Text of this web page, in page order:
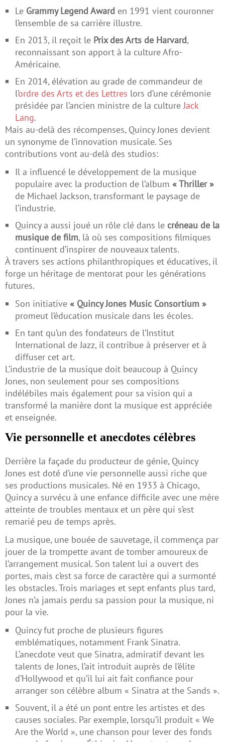
Le Grammy Legend Award en 1991 vient couronner
l’ensemble de sa carrière illustre.
En 2013, il reçoit le Prix des Arts de Harvard,
reconnaissant son apport à la culture Afro-
Américaine.
En 2014, élévation au grade de commandeur de
l’ordre des Arts et des Lettres lors d’une cérémonie
présidée par l’ancien ministre de la cultureJack
Lang.
Mais au-delà des récompenses, Quincy Jones devient
un synonyme de l’innovation musicale. Ses
contributions vont au-delà des studios:
Il a influencé le développement de la musique
populaire avec la production de l’album « Thriller »
de Michael Jackson, transformant le paysage de
l’industrie.
Quincy a aussi joué un rôle clé dans le créneau de la
musique de film, là où ses compositions filmiques
continuent d’inspirer de nouveaux talents.
À travers ses actions philanthropiques et éducatives, il
forge un héritage de mentorat pour les générations
futures.
Son initiative « Quincy Jones Music Consortium »
promeut l’éducation musicale dans les écoles.
En tant qu’un des fondateurs de l’Institut
International de Jazz, il contribue à préserver et à
diffuser cet art.
L’industrie de la musique doit beaucoup à Quincy
Jones, non seulement pour ses compositions
indélébiles mais également pour sa vision qui a
transformé la manière dont la musique est appréciée
et enseignée.
Vie personnelle et anecdotes célèbres
Derrière la façade du producteur de génie, Quincy
Jones est doté d’une vie personnelle aussi riche que
ses productions musicales. Né en 1933 à Chicago,
Quincy a survécu à une enfance difficile avec une mère
atteinte de troubles mentaux et un père qui s’est
remarié peu de temps après.
La musique, une bouée de sauvetage, il commença par
jouer de la trompette avant de tomber amoureux de
l’arrangement musical. Son talent lui a ouvert des
portes, mais c’est sa force de caractère qui a surmonté
les obstacles. Trois mariages et sept enfants plus tard,
Jones n’a jamais perdu sa passion pour la musique, ni
pour la vie.
Quincy fut proche de plusieurs figures
emblématiques, notamment Frank Sinatra.
L’anecdote veut que Sinatra, admiratif devant les
talents de Jones, l’ait introduit auprès de l’élite
d’Hollywood et qu’il lui ait fait confiance pour
arranger son célèbre album « Sinatra at the Sands ».
Souvent, il a été un pont entre les artistes et des
causes sociales. Par exemple, lorsqu’il produit « We
Are the World », une chanson pour lever des fonds